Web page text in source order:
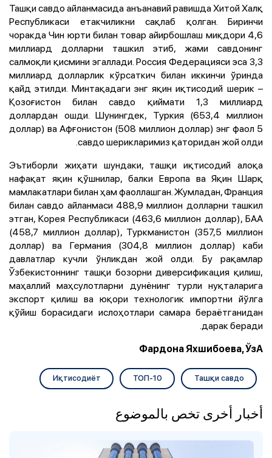
Ташқи савдо айланмасида анъанавий равишда Хитой Халқ
Республикаси етакчиликни сақлаб қолган. Биринчи
чоракда Чин юрти билан товар айирбошлаш миқдори 4,6
миллиард долларни ташкил этиб, жами савдонинг
салмоқли қисмини эгаллади. Россия Федерацияси эса 3,3
миллиард долларлик кўрсаткич билан иккинчи ўринда
қайд этилди. Минтақадаги энг яқин иқтисодий шерик –
Қозоғистон билан савдо қиймати 1,3 миллиард
доллардан ошди. Шунингдек, Туркия (653,4 миллион
доллар) ва Афғонистон (508 миллион доллар) энг фаол 5
савдо шерикларимиз қаторидан жой олди.
Эътиборли жиҳати шундаки, ташқи иқтисодий алоқа
нафақат яқин қўшнилар, балки Европа ва Яқин Шарқ
мамлакатлари билан ҳам фаоллашган. Жумладан, Франция
билан савдо айланмаси 488,9 миллион долларни ташкил
этган, Корея Республикаси (463,6 миллион доллар), БАА
(458,7 миллион доллар), Туркманистон (357,5 миллион
доллар) ва Германия (304,8 миллион доллар) каби
давлатлар кучли ўнликдан жой олди. Бу рақамлар
Ўзбекистоннинг ташқи бозорни диверсификация қилиш,
маҳаллий маҳсулотларни дунёнинг турли нуқталарига
экспорт қилиш ва юқори технологик импортни йўлга
қўйиш борасидаги ислоҳотлари самара бераётганидан
дарак беради.
Фардона Яхшибоева, ЎзА
Ташқи савдо
ТОП-10
Иқтисодиёт
أخبار أخرى تخص بالموضوع